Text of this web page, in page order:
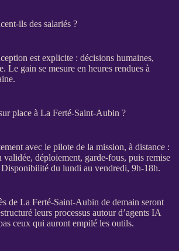
ils des salariés ?
est explicite : décisions humaines,
. Le gain se mesure en heures rendues à
place à La Ferté-Saint-Aubin ?
avec le pilote de la mission, à distance :
validée, déploiement, garde-fous, puis remise
du lundi au vendredi, 9h-18h.
de La Ferté-Saint-Aubin de demain seront
leurs processus autour d’agents IA
ceux qui auront empilé les outils.